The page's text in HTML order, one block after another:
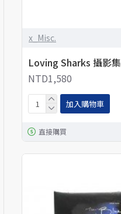
x_Misc.
Loving Sharks 攝影集
NTD1,580
加入購物車
直接購買